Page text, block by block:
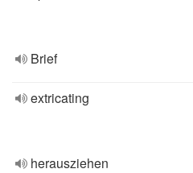
Brief
extricating
herausziehen